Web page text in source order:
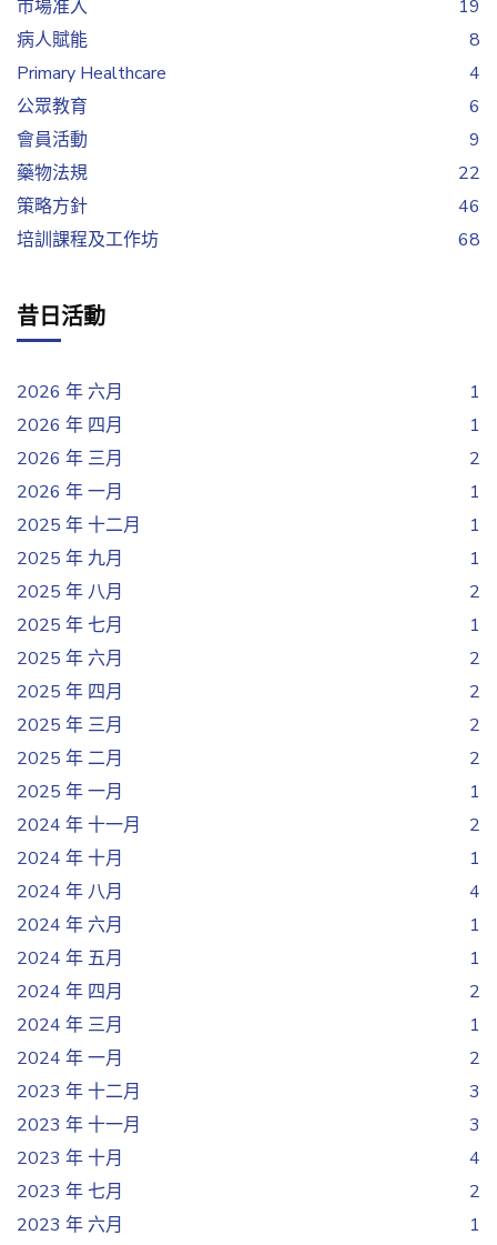
市場准入
19
病人賦能
8
Primary Healthcare
4
公眾教育
6
會員活動
9
藥物法規
22
策略方針
46
培訓課程及工作坊
68
昔日活動
2026 年 六月
1
2026 年 四月
1
2026 年 三月
2
2026 年 一月
1
2025 年 十二月
1
2025 年 九月
1
2025 年 八月
2
2025 年 七月
1
2025 年 六月
2
2025 年 四月
2
2025 年 三月
2
2025 年 二月
2
2025 年 一月
1
2024 年 十一月
2
2024 年 十月
1
2024 年 八月
4
2024 年 六月
1
2024 年 五月
1
2024 年 四月
2
2024 年 三月
1
2024 年 一月
2
2023 年 十二月
3
2023 年 十一月
3
2023 年 十月
4
2023 年 七月
2
2023 年 六月
1